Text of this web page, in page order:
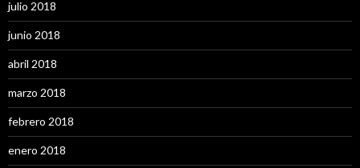
julio 2018
junio 2018
abril 2018
marzo 2018
febrero 2018
enero 2018